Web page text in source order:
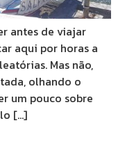
antes de viajar
aqui por horas a
Mas não,
olhando o
um pouco sobre
[…]